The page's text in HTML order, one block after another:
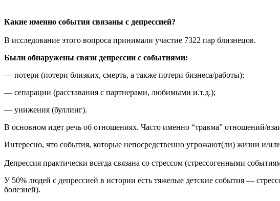
Какие именно события связаны с депрессией?
В исследование этого вопроса принимали участие 7322 пар близнецов.
Были обнаружены связи депрессии с событиями:
— потери (потери близких, смерть, а также потери бизнеса/работы);
— сепарации (расставания с партнерами, любимыми и.т.д.);
— унижения (буллинг).
В основном идет речь об отношениях. Часто именно “травма” отношений/
Интересно, что события, которые непосредственно угрожают(ли) жизни и/
Депрессия практически всегда связана со стрессом (стрессогенными
У 50% людей с депрессией в истории есть тяжелые детские события —
болезней).